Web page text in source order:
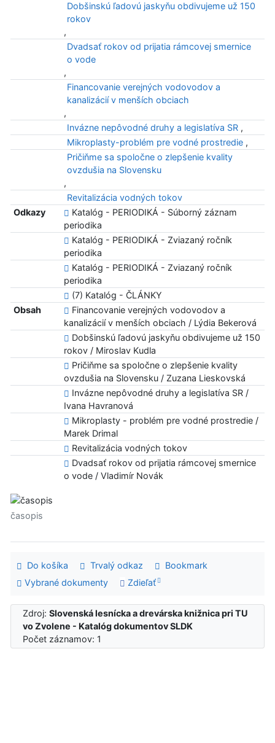
Dobšinskú ľadovú jaskyňu obdivujeme už 150
rokov
,
Dvadsať rokov od prijatia rámcovej smernice
o vode
,
Financovanie verejných vodovodov a
kanalizácií v menších obciach
,
Invázne nepôvodné druhy a legislatíva SR ,
Mikroplasty-problém pre vodné prostredie ,
Pričiňme sa spoločne o zlepšenie kvality
ovzdušia na Slovensku
,
Revitalizácia vodných tokov
Odkazy
Katalóg - PERIODIKÁ - Súborný záznam
periodika
Katalóg - PERIODIKÁ - Zviazaný ročník
periodika
Katalóg - PERIODIKÁ - Zviazaný ročník
periodika
(7) Katalóg - ČLÁNKY
Obsah
Financovanie verejných vodovodov a
kanalizácií v menších obciach / Lýdia Bekerová
Dobšinskú ľadovú jaskyňu obdivujeme už 150
rokov / Miroslav Kudla
Pričiňme sa spoločne o zlepšenie kvality
ovzdušia na Slovensku / Zuzana Lieskovská
Invázne nepôvodné druhy a legislatíva SR /
Ivana Havranová
Mikroplasty - problém pre vodné prostredie /
Marek Drimal
Revitalizácia vodných tokov
Dvadsať rokov od prijatia rámcovej smernice
o vode / Vladimír Novák
časopis
Do košíka Trvalý odkaz
Bookmark
Vybrané dokumenty
Zdieľať
Zdroj:Slovenská lesnícka a drevárska knižnica pri TU
vo Zvolene - Katalóg dokumentov SLDK
Počet záznamov: 1